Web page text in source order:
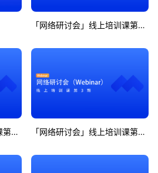
「网络研讨会」线上培训课第1期
「网络研讨会」线上培训课第2期 「网络研讨会」线上培训课第3期